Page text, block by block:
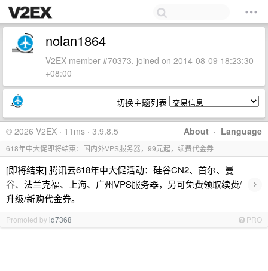
nolan1864
V2EX member #70373, joined on 2014-08-09 18:23:30
+08:00
切换主题列表
About · Language
© 2026 V2EX · 11ms · 3.9.8.5
618年中大促即将结束：国内外VPS服务器，99元起，续费代金券
[即将结束] 腾讯云618年中大促活动：硅谷CN2、首尔、曼
谷、法兰克福、上海、广州VPS服务器，另可免费领取续费/
升级/新购代金券。
›
Promoted byid7368 PRO